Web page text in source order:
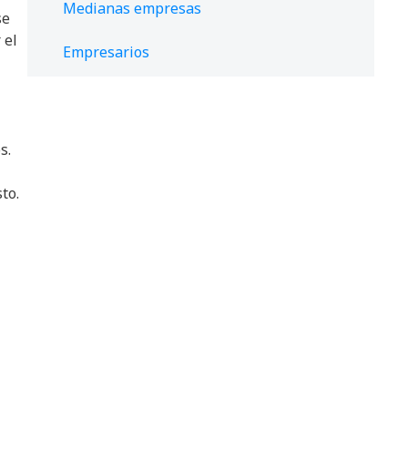
el
Medianas empresas
Empresarios